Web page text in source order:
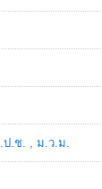
.ช. , ม.ว.ม.